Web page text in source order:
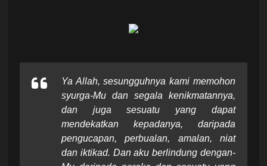
Ya Allah, sesungguhnya kami memohon
syurga-Mu dan segala kenikmatannya,
dan juga sesuatu yang dapat
mendekatkan kepadanya, daripada
pengucapan, perbualan, amalan, niat
dan iktikad. Dan aku berlindung dengan-